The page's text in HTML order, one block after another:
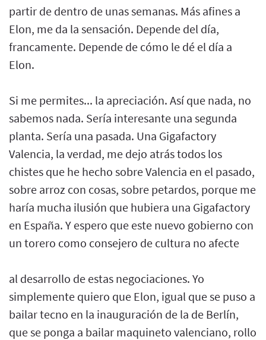
partir de dentro de unas semanas. Más afines a
Elon, me da la sensación. Depende del día,
francamente. Depende de cómo le dé el día a
Elon.
Si me permites... la apreciación. Así que nada, no
sabemos nada. Sería interesante una segunda
planta. Sería una pasada. Una Gigafactory
Valencia, la verdad, me dejo atrás todos los
chistes que he hecho sobre Valencia en el pasado,
sobre arroz con cosas, sobre petardos, porque me
haría mucha ilusión que hubiera una Gigafactory
en España. Y espero que este nuevo gobierno con
un torero como consejero de cultura no afecte
al desarrollo de estas negociaciones. Yo
simplemente quiero que Elon, igual que se puso a
bailar tecno en la inauguración de la de Berlín,
que se ponga a bailar maquineto valenciano, rollo